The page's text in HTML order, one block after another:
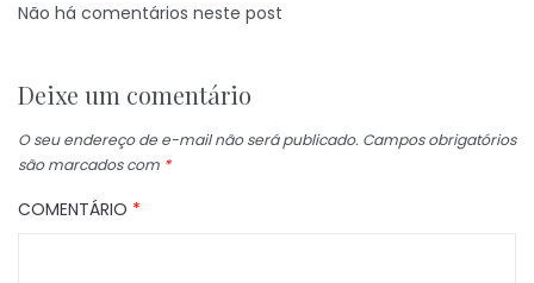
Não há comentários neste post
Deixe um comentário
O seu endereço de e-mail não será publicado. Campos obrigatórios
são marcados com *
COMENTÁRIO *